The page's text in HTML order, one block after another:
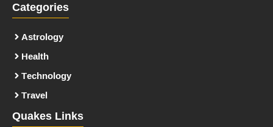
Categories
Astrology
Health
Technology
Travel
Quakes Links